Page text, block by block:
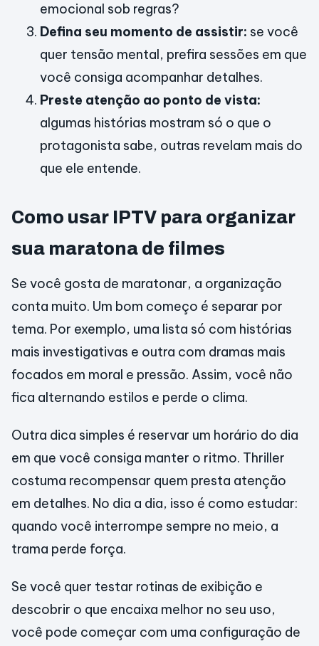
emocional sob regras?
Defina seu momento de assistir: se você
quer tensão mental, prefira sessões em que
você consiga acompanhar detalhes.
Preste atenção ao ponto de vista:
algumas histórias mostram só o que o
protagonista sabe, outras revelam mais do
que ele entende.
Como usar IPTV para organizar
sua maratona de filmes
Se você gosta de maratonar, a organização
conta muito. Um bom começo é separar por
tema. Por exemplo, uma lista só com histórias
mais investigativas e outra com dramas mais
focados em moral e pressão. Assim, você não
fica alternando estilos e perde o clima.
Outra dica simples é reservar um horário do dia
em que você consiga manter o ritmo. Thriller
costuma recompensar quem presta atenção
em detalhes. No dia a dia, isso é como estudar:
quando você interrompe sempre no meio, a
trama perde força.
Se você quer testar rotinas de exibição e
descobrir o que encaixa melhor no seu uso,
você pode começar com uma configuração de